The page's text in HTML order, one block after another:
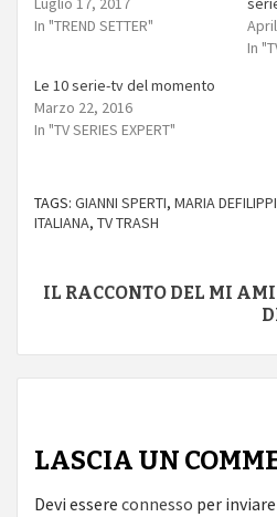
In "TREND SETTER"
In
Le 10 serie-tv del momento
Marzo 22, 2016
In "TV SERIES EXPERT"
TAGS: GIANNI SPERTI, MARIA DEFILIPPI
ITALIANA, TV TRASH
Continue
IL RACCONTO DEL MI
LASCIA UN
Devi essere connesso per